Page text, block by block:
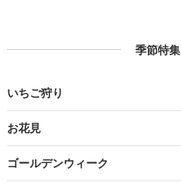
季節特集
いちご狩り
お花見
ゴールデンウィーク